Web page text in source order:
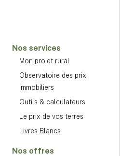
Nos services
Mon projet rural
Observatoire des prix
immobiliers
Outils & calculateurs
Le prix de vos terres
Livres Blancs
Nos offres